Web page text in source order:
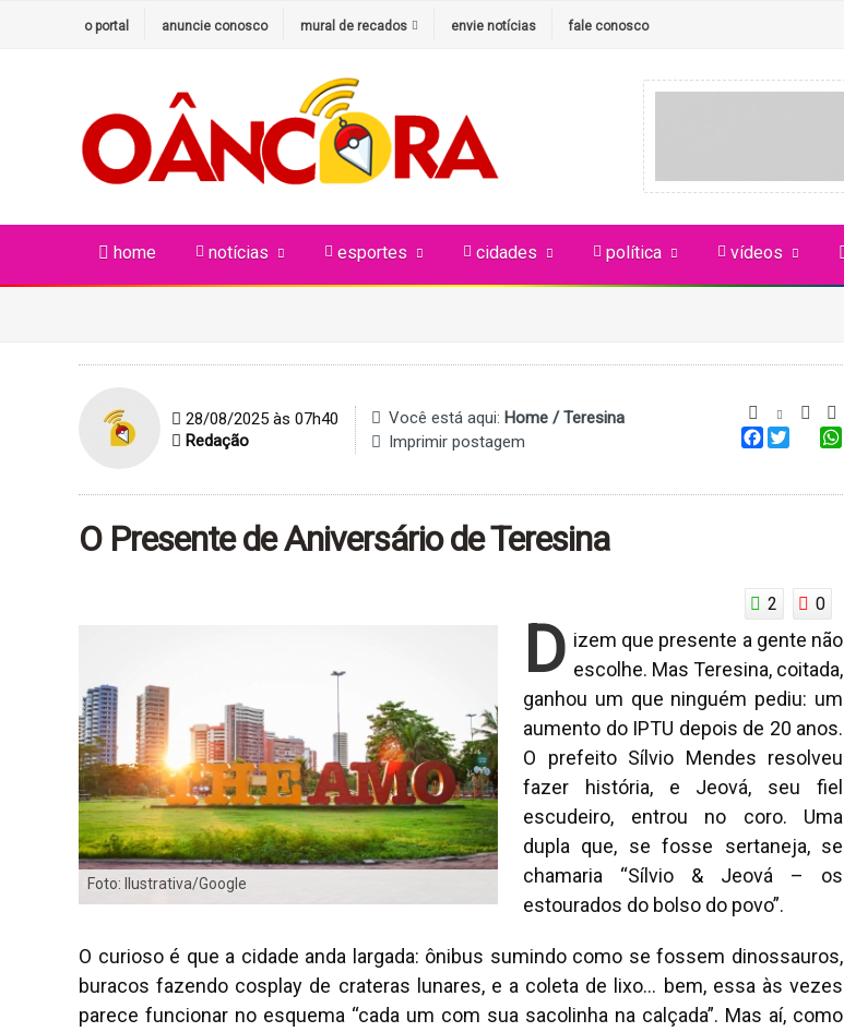
o portal anuncie conosco mural de recados envie notícias fale conosco
home notícias esportes cidades política vídeos
28/08/2025 às 07h40
Redação
Você está aqui: Home / Teresina
Imprimir postagem
O Presente de Aniversário de Teresina
2 0
Foto: Ilustrativa/Google
D izem que presente a gente não
escolhe. Mas Teresina, coitada,
ganhou um que ninguém pediu: um
aumento do IPTU depois de 20 anos.
O prefeito Sílvio Mendes resolveu
fazer história, e Jeová, seu fiel
escudeiro, entrou no coro. Uma
dupla que, se fosse sertaneja, se
chamaria “Sílvio & Jeová – os
estourados do bolso do povo”.
O curioso é que a cidade anda largada: ônibus sumindo como se fossem dinossauros,
buracos fazendo cosplay de crateras lunares, e a coleta de lixo… bem, essa às vezes
parece funcionar no esquema “cada um com sua sacolinha na calçada”. Mas aí, como